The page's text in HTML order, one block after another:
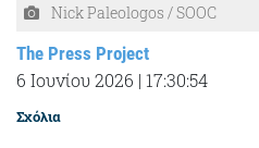
Nick Paleologos / SOOC
The Press Project
6 Ιουνίου 2026 | 17:30:54
Σχόλια